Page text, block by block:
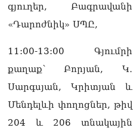
գյուղեր, Բագրավանի
«Դարոժնիկ» ՍՊԸ,
11:00-13:00 Գյումրի
քաղաք՝ Բորյան, Կ․
Սարգսյան, Կրիտյան և
Մենդելևի փողոցներ, թիվ
204 և 206 տնակային